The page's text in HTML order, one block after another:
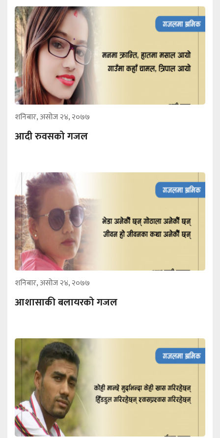
शनिबार, असोज २४, २०७७
आदी रुवसको गजल
शनिबार, असोज २४, २०७७
आशासाकी बलायरको गजल